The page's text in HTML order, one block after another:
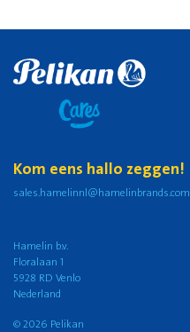
Kom eens hallo zeggen!
sales.hamelinnl@hamelinbrands.com
Hamelin b.v.
Floralaan 1
5928 RD Venlo
Nederland
© 2026 Pelikan